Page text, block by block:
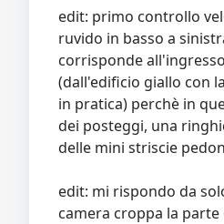
edit: primo controllo
ruvido in basso a
corrisponde
(dall'edificio giallo con
in pratica) perchè in
dei posteggi, una
delle mini striscie
edit: mi rispondo da
camera croppa la